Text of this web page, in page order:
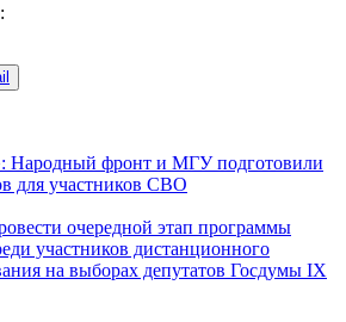
Народный фронт и МГУ подготовили
для участников СВО
очередной этап программы
участников дистанционного
на выборах депутатов Госдумы IX